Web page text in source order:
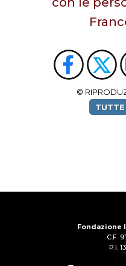
©
Fondazione
C.F.
P.I.